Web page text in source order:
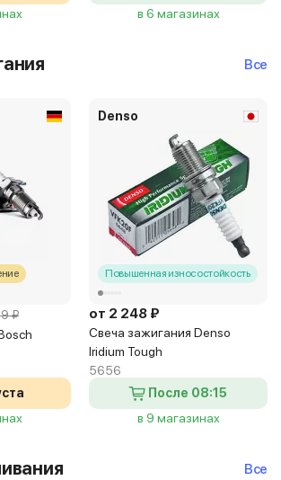
в 6 магазинах
Все
₽
Denso
Повышенная износостойкость
от 2 248 ₽
Свеча зажигания Denso
Iridium Tough
5656
После 08:15
в 9 магазинах
Все